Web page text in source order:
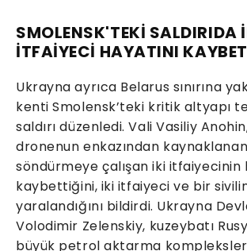
SMOLENSK'TEKİ SALDIRIDA
İTFAİYECİ HAYATINI
Ukrayna ayrıca Belarus sınırına
kenti Smolensk’teki kritik altyapı
saldırı düzenledi. Vali Vasiliy
dronenun enkazından kaynaklanan
söndürmeye çalışan iki itfaiyecinin
kaybettiğini, iki itfaiyeci ve bir
yaralandığını bildirdi. Ukrayna
Volodimir Zelenskiy, kuzeybatı
büyük petrol aktarma